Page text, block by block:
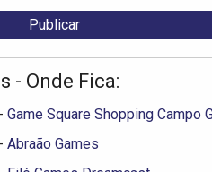
- Onde Fica:
- Game Square Shopping Campo
- Abraão Games